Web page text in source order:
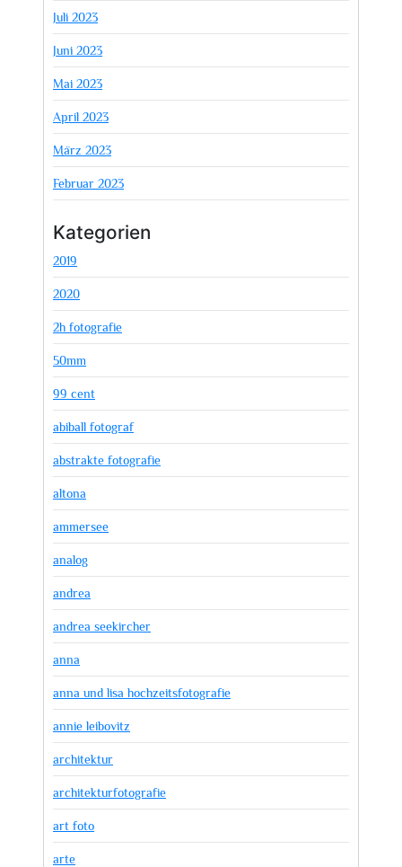
Juli 2023
Juni 2023
Mai 2023
April 2023
März 2023
Februar 2023
Kategorien
2019
2020
2h fotografie
50mm
99 cent
abiball fotograf
abstrakte fotografie
altona
ammersee
analog
andrea
andrea seekircher
anna
anna und lisa hochzeitsfotografie
annie leibovitz
architektur
architekturfotografie
art foto
arte